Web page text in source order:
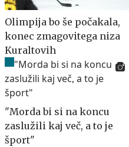
Olimpija bo še počakala,
konec zmagovitega niza
Kuraltovih
"Morda bi si na koncu
zaslužili kaj več, a to je
šport"